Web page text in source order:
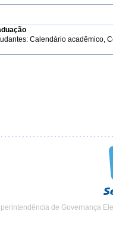
Calendário acadêmico,
de Governança